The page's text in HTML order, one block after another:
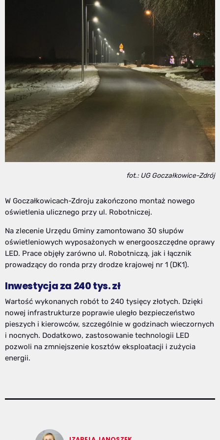
fot.: UG Goczałkowice-Zdrój
W Goczałkowicach-Zdroju zakończono montaż nowego
oświetlenia ulicznego przy ul. Robotniczej.
Na zlecenie Urzędu Gminy zamontowano 30 słupów
oświetleniowych wyposażonych w energooszczędne oprawy
LED. Prace objęły zarówno ul. Robotniczą, jak i łącznik
prowadzący do ronda przy drodze krajowej nr 1 (DK1).
Inwestycja za 240 tys. zł
Wartość wykonanych robót to 240 tysięcy złotych. Dzięki
nowej infrastrukturze poprawie uległo bezpieczeństwo
pieszych i kierowców, szczególnie w godzinach wieczornych
i nocnych. Dodatkowo, zastosowanie technologii LED
pozwoli na zmniejszenie kosztów eksploatacji i zużycia
energii.